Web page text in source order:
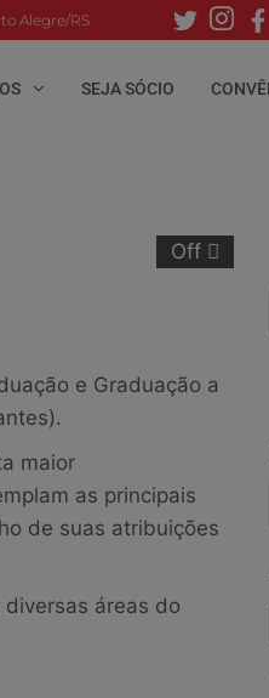
Alegre/RS
SEJA SÓCIO
Off
e Graduação a
maior
as principais
de suas atribuições
diversas áreas do